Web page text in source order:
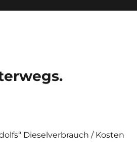
Dieselverbrauch / Kosten